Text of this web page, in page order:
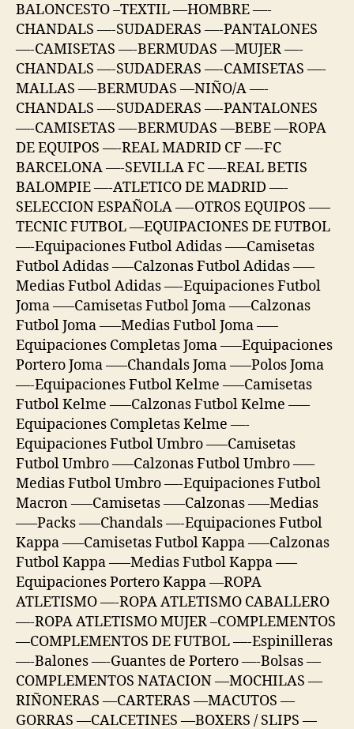
BALONCESTO –TEXTIL —HOMBRE —-
CHANDALS —-SUDADERAS —-PANTALONES
—-CAMISETAS —-BERMUDAS —MUJER —-
CHANDALS —-SUDADERAS —-CAMISETAS —-
MALLAS —-BERMUDAS —NIÑO/A —-
CHANDALS —-SUDADERAS —-PANTALONES
—-CAMISETAS —-BERMUDAS —BEBE —ROPA
DE EQUIPOS —-REAL MADRID CF —-FC
BARCELONA —-SEVILLA FC —-REAL BETIS
BALOMPIE —-ATLETICO DE MADRID —-
SELECCION ESPAÑOLA —-OTROS EQUIPOS —–
TECNIC FUTBOL —EQUIPACIONES DE FUTBOL
—-Equipaciones Futbol Adidas —–Camisetas
Futbol Adidas —–Calzonas Futbol Adidas —–
Medias Futbol Adidas —-Equipaciones Futbol
Joma —–Camisetas Futbol Joma —–Calzonas
Futbol Joma —–Medias Futbol Joma —–
Equipaciones Completas Joma —–Equipaciones
Portero Joma —–Chandals Joma —–Polos Joma
—-Equipaciones Futbol Kelme —–Camisetas
Futbol Kelme —–Calzonas Futbol Kelme —–
Equipaciones Completas Kelme —-
Equipaciones Futbol Umbro —–Camisetas
Futbol Umbro —–Calzonas Futbol Umbro —–
Medias Futbol Umbro —-Equipaciones Futbol
Macron —–Camisetas —–Calzonas —–Medias
—–Packs —–Chandals —-Equipaciones Futbol
Kappa —–Camisetas Futbol Kappa —–Calzonas
Futbol Kappa —–Medias Futbol Kappa —–
Equipaciones Portero Kappa —ROPA
ATLETISMO —-ROPA ATLETISMO CABALLERO
—-ROPA ATLETISMO MUJER –COMPLEMENTOS
—COMPLEMENTOS DE FUTBOL —-Espinilleras
—-Balones —-Guantes de Portero —-Bolsas —
COMPLEMENTOS NATACION —MOCHILAS —
RIÑONERAS —CARTERAS —MACUTOS —
GORRAS —CALCETINES —BOXERS / SLIPS —